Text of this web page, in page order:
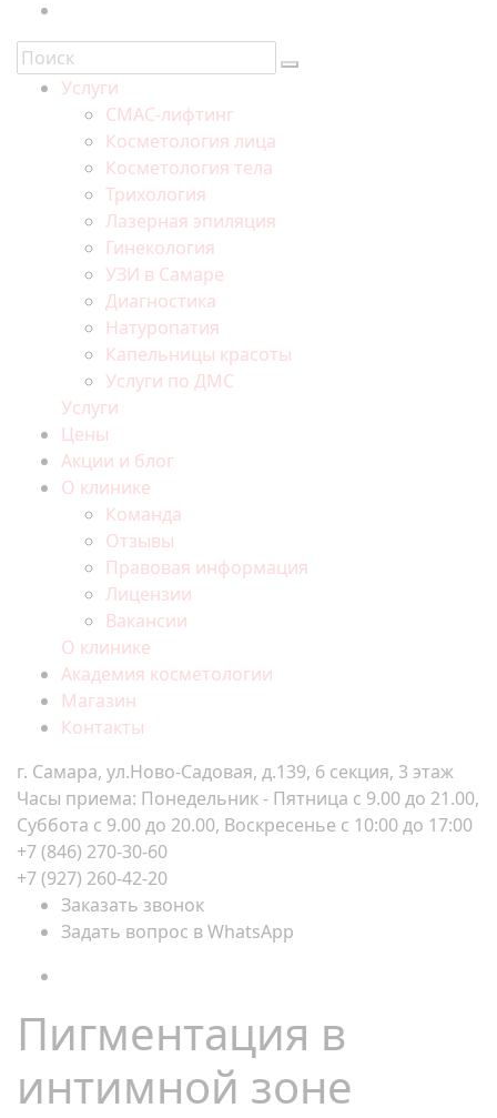
Услуги
СМАС-лифтинг
Косметология лица
Косметология тела
Трихология
Лазерная эпиляция
Гинекология
УЗИ в Самаре
Диагностика
Натуропатия
Капельницы красоты
Услуги по ДМС
Услуги
Цены
Акции и блог
О клинике
Команда
Отзывы
Правовая информация
Лицензии
Вакансии
О клинике
Академия косметологии
Магазин
Контакты
г. Самара, ул.Ново-Садовая, д.139, 6 секция, 3 этаж
Часы приема: Понедельник - Пятница с 9.00 до 21.00,
Суббота с 9.00 до 20.00, Воскресенье с 10:00 до 17:00
+7 (846) 270-30-60
+7 (927) 260-42-20
Заказать звонок
Задать вопрос в WhatsApp
Пигментация в
интимной зоне